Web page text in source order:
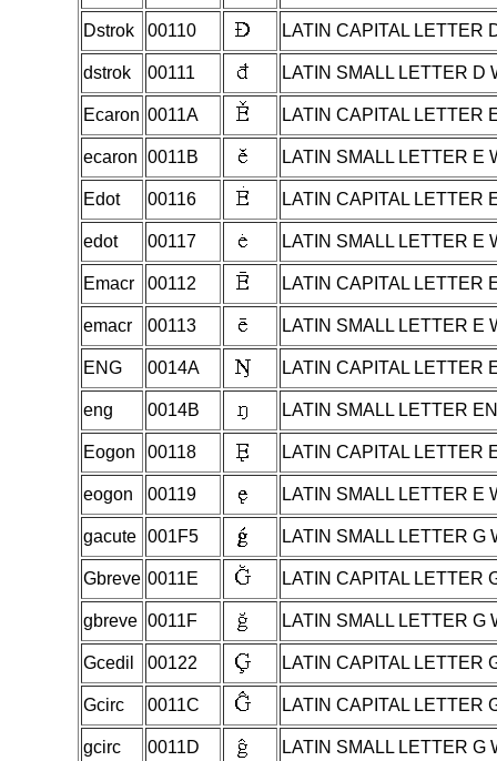
Dstrok 00110 LATIN CAPITAL LETTER
dstrok 00111 LATIN SMALL LETTER D
Ecaron 0011A LATIN CAPITAL LETTER
ecaron 0011B LATIN SMALL LETTER E
Edot 00116 LATIN CAPITAL LETTER
edot 00117 LATIN SMALL LETTER E
Emacr 00112 LATIN CAPITAL LETTER
emacr 00113 LATIN SMALL LETTER E
ENG 0014A LATIN CAPITAL LETTER
eng 0014B LATIN SMALL LETTER
Eogon 00118 LATIN CAPITAL LETTER
eogon 00119 LATIN SMALL LETTER E
gacute 001F5 LATIN SMALL LETTER G
Gbreve 0011E LATIN CAPITAL LETTER
gbreve 0011F LATIN SMALL LETTER G
Gcedil 00122 LATIN CAPITAL LETTER
Gcirc 0011C LATIN CAPITAL LETTER
gcirc 0011D LATIN SMALL LETTER G